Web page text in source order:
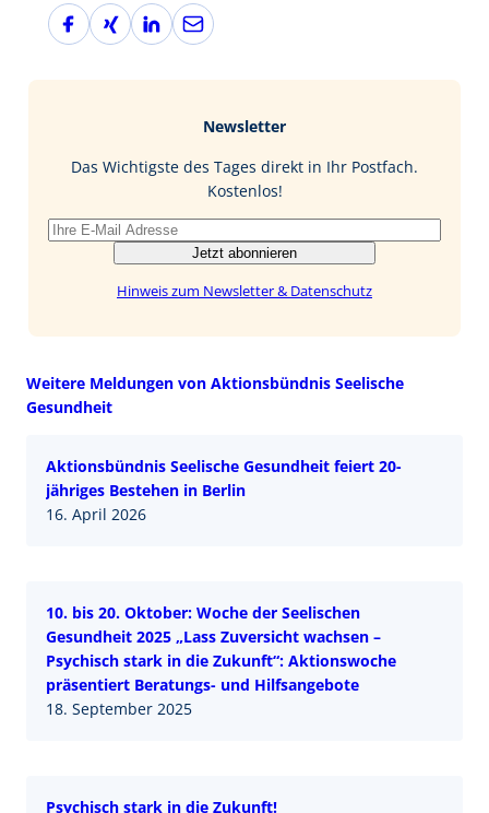
F
a
X
i
L
i
I
E
-
Newsletter
Das Wichtigste des Tages direkt in Ihr Postfach.
Kostenlos!
Jetzt abonnieren
Hinweis zum Newsletter & Datenschutz
Weitere Meldungen von Aktionsbündnis Seelische
Gesundheit
Aktionsbündnis Seelische Gesundheit feiert 20-
jähriges Bestehen in Berlin
16. April 2026
10. bis 20. Oktober: Woche der Seelischen
Gesundheit 2025 „Lass Zuversicht wachsen –
Psychisch stark in die Zukunft“: Aktionswoche
präsentiert Beratungs- und Hilfsangebote
18. September 2025
Psychisch stark in die Zukunft!